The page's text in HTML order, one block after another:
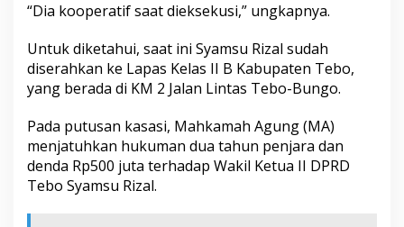
i
e
j
a
r
T
e
b
“Dia kooperatif saat dieksekusi,” ungkapnya.
Untuk diketahui, saat ini Syamsu Rizal sudah
diserahkan ke Lapas Kelas II B Kabupaten Tebo,
yang berada di KM 2 Jalan Lintas Tebo-Bungo.
Pada putusan kasasi, Mahkamah Agung (MA)
menjatuhkan hukuman dua tahun penjara dan
denda Rp500 juta terhadap Wakil Ketua II DPRD
Tebo Syamsu Rizal.